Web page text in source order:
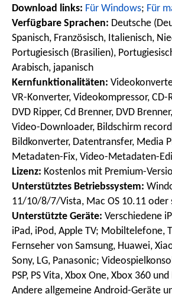
Download links: Für Windows; Für
Verfügbare Sprachen: Deutsche
Spanisch, Französisch, Italienisch,
Portugiesisch (Brasilien),
Arabisch, japanisch
Kernfunktionalitäten:
VR-Konverter, Videokompressor, CD-
DVD Ripper, Cd Brenner, DVD
Video-Downloader, Bildschirm
Bildkonverter, Datentransfer, Media
Metadaten-Fix, Video-Metadaten-
Lizenz: Kostenlos mit Premium-
Unterstütztes Betriebssystem:
11/10/8/7/Vista, Mac OS 10.11 oder
Unterstützte Geräte: Verschiedene
iPad, iPod, Apple TV; Mobiltelefone,
Fernseher von Samsung, Huawei,
Sony, LG, Panasonic;
PSP, PS Vita, Xbox One, Xbox 360
Andere allgemeine Android-Geräte